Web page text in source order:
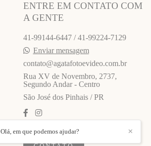
ENTRE EM CONTATO COM
A GENTE
41-99144-6447 / 41-99224-7129
Enviar mensagem
contato@agatafotoevideo.com.br
Rua XV de Novembro, 2737,
Segundo Andar - Centro
São José dos Pinhais / PR
✕
Olá, em que podemos ajudar?